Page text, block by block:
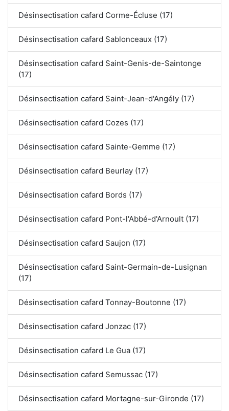
Désinsectisation cafard Corme-Écluse (17)
Désinsectisation cafard Sablonceaux (17)
Désinsectisation cafard Saint-Genis-de-Saintonge
(17)
Désinsectisation cafard Saint-Jean-d'Angély (17)
Désinsectisation cafard Cozes (17)
Désinsectisation cafard Sainte-Gemme (17)
Désinsectisation cafard Beurlay (17)
Désinsectisation cafard Bords (17)
Désinsectisation cafard Pont-l'Abbé-d'Arnoult (17)
Désinsectisation cafard Saujon (17)
Désinsectisation cafard Saint-Germain-de-Lusignan
(17)
Désinsectisation cafard Tonnay-Boutonne (17)
Désinsectisation cafard Jonzac (17)
Désinsectisation cafard Le Gua (17)
Désinsectisation cafard Semussac (17)
Désinsectisation cafard Mortagne-sur-Gironde (17)